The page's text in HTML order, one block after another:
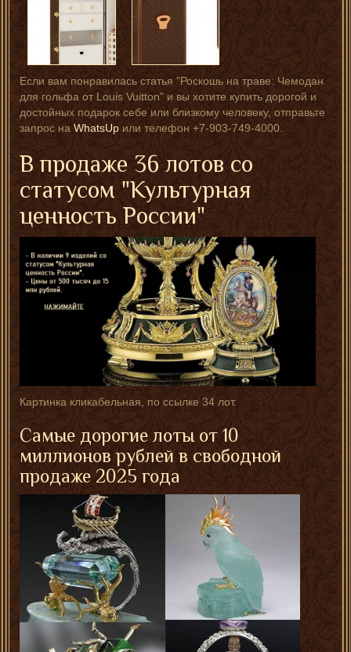
Если вам понравилась статья "Роскошь на траве: Чемодан
для гольфа от Louis Vuitton" и вы хотите купить дорогой и
достойных подарок себе или близкому человеку, отправьте
запрос наWhatsUpили телефон +7-903-749-4000.
В продаже 36 лотов со
статусом "Культурная
ценность России"
Картинка кликабельная, по ссылке 34 лот.
Самые дорогие лоты от 10
миллионов рублей в свободной
продаже 2025 года